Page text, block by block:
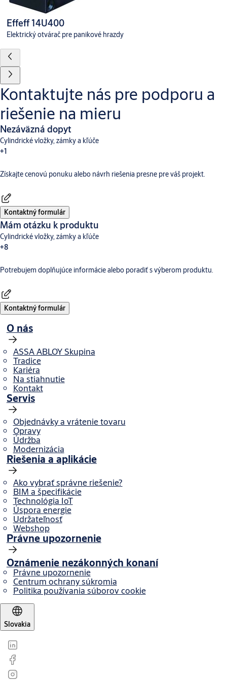
Effeff 14U400
Elektrický otvárač pre panikové hrazdy
Kontaktujte nás pre podporu a
riešenie na mieru
Nezáväzná dopyt
Cylindrické vložky, zámky a kľúče
+1
Dverné vybavenie
Získajte cenovú ponuku alebo návrh riešenia presne pre váš projekt.
Kontaktný formulár
Mám otázku k produktu
Cylindrické vložky, zámky a kľúče
+8
Dverné vybavenieAperioDigitálne a prístupové systémy
Potrebujem doplňujúce informácie alebo poradiť s výberom produktu.
Kontaktný formulár
O nás
ASSA ABLOY Skupina
Tradice
Kariéra
Na stiahnutie
Kontakt
Servis
Objednávky a vrátenie tovaru
Opravy
Údržba
Modernizácia
Riešenia a aplikácie
Ako vybrať správne riešenie?
BIM a špecifikácie
Technológia IoT
Úspora energie
Udržateľnosť
Webshop
Právne upozornenie
Oznámenie nezákonných konaní
Právne upozornenie
Centrum ochrany súkromia
Politika používania súborov cookie
Slovakia